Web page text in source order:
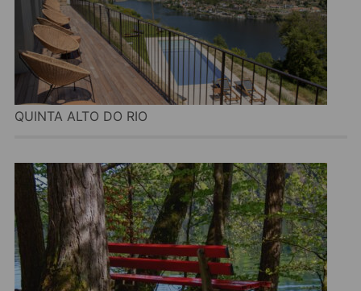
QUINTA ALTO DO RIO